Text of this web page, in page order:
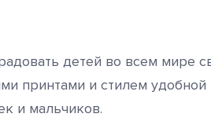
детей во всем мире
принтами и стилем удобной
и мальчиков.